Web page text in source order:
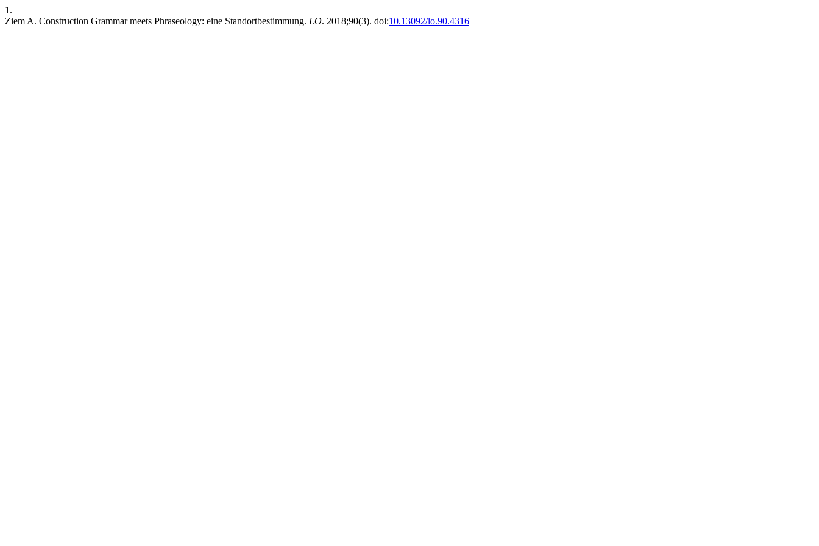
1.
Ziem A. Construction Grammar meets Phraseology: eine Standortbestimmung. LO. 2018;90(3). doi:10.13092/lo.90.4316